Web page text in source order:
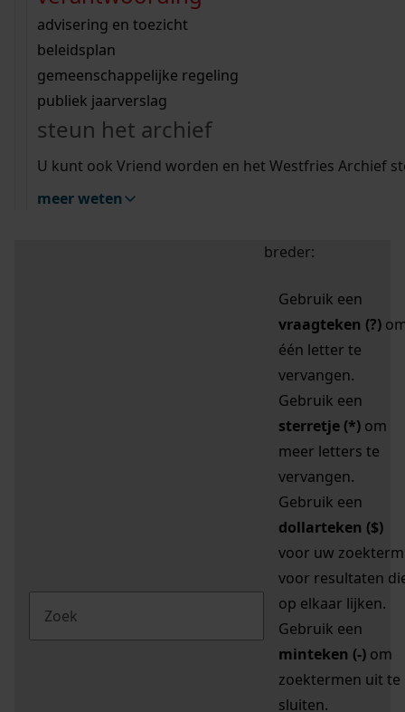
bouwvergunningen
omgevingsvergunningen
vergunningen
beeld en geluid
uitleg nodig?
Wij helpen u op weg met een aantal zoektips.
bekijk alle zoektips
Wij helpen u op weg met een aantal zoektips.
bekijk alle zoektips
bekijk ons geschiedenislokaal
advisering en toezicht
beleidsplan
gemeenschappelijke regeling
publiek jaarverslag
steun het archief
U kunt ook Vriend worden en het Westfries Archief
meer weten
zoektips
Mijn Studiezaal (inloggen)
uw zoekopdracht te
breder:
Gebruik een
vraagteken (?)
één letter te
vervangen.
Gebruik een
sterretje (*) om
meer letters te
vervangen.
Gebruik een
dollarteken ($)
voor uw zoekterm
voor resultaten
op elkaar lijken.
Gebruik een
minteken (-) om
zoektermen uit te
sluiten.